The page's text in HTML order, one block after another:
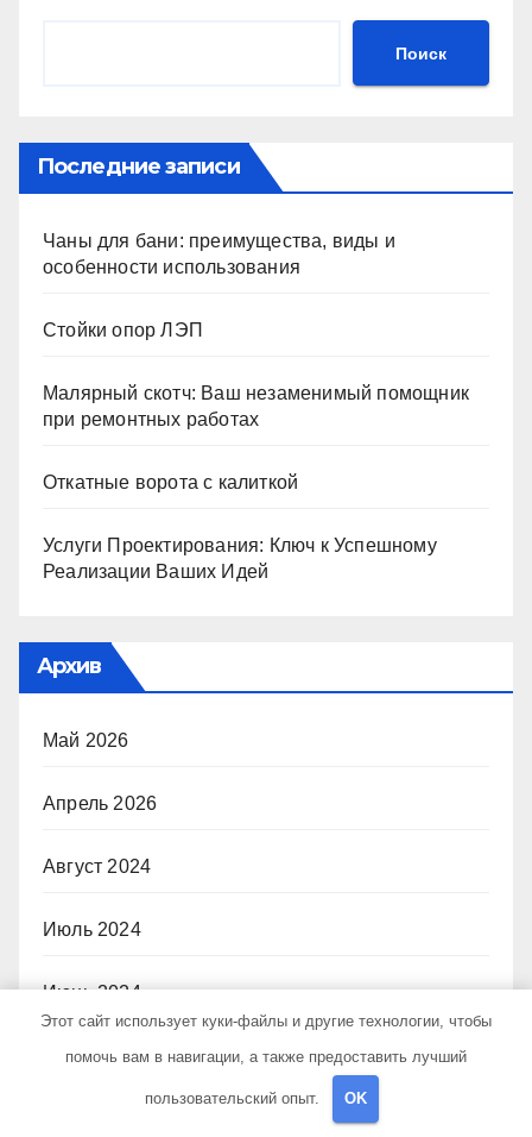
Поиск
Последние записи
Чаны для бани: преимущества, виды и
особенности использования
Стойки опор ЛЭП
Малярный скотч: Ваш незаменимый помощник
при ремонтных работах
Откатные ворота с калиткой
Услуги Проектирования: Ключ к Успешному
Реализации Ваших Идей
Архив
Май 2026
Апрель 2026
Август 2024
Июль 2024
Июнь 2024
Май 2024
Этот сайт использует куки-файлы и другие технологии, чтобы
помочь вам в навигации, а также предоставить лучший
пользовательский опыт. OK